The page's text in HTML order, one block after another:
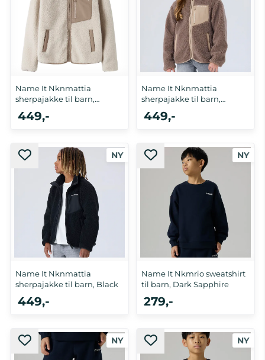
Name It Nknmattia
sherpajakke til barn,
Moonbeam
449,-
Name It Nknmattia
sherpajakke til barn,
Mountain ...
449,-
Name It Nknmattia
sherpajakke til barn, Black
449,-
Name It Nkmrio sweatshirt
til barn, Dark Sapphire
279,-